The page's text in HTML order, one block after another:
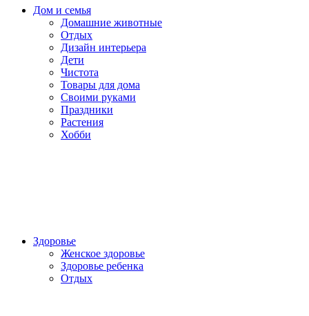
Дом и семья
Домашние животные
Отдых
Дизайн интерьера
Дети
Чистота
Товары для дома
Своими руками
Праздники
Растения
Хобби
Здоровье
Женское здоровье
Здоровье ребенка
Отдых